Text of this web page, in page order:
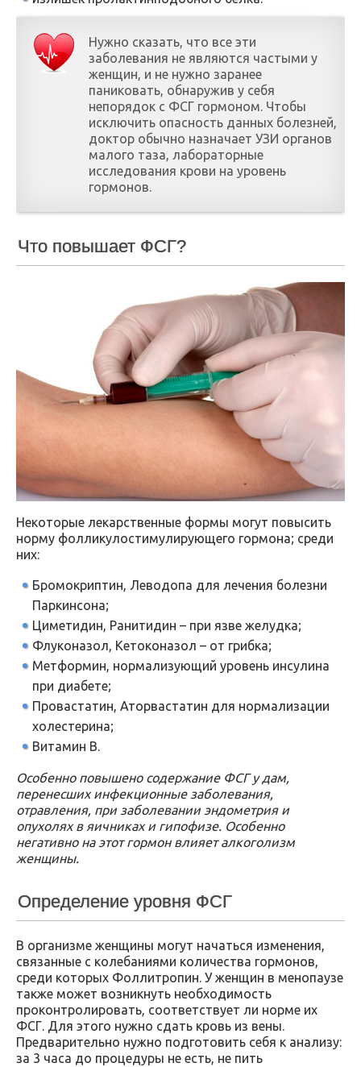
Нужно сказать, что все эти
заболевания не являются частыми у
женщин, и не нужно заранее
паниковать, обнаружив у себя
непорядок с ФСГ гормоном. Чтобы
исключить опасность данных болезней,
доктор обычно назначает УЗИ органов
малого таза, лабораторные
исследования крови на уровень
гормонов.
Что повышает ФСГ?
Некоторые лекарственные формы могут повысить
норму фолликулостимулирующего гормона; среди
них:
Бромокриптин, Леводопа для лечения болезни
Паркинсона;
Циметидин, Ранитидин – при язве желудка;
Флуконазол, Кетоконазол – от грибка;
Метформин, нормализующий уровень инсулина
при диабете;
Провастатин, Аторвастатин для нормализации
холестерина;
Витамин В.
Особенно повышено содержание ФСГ у дам,
перенесших инфекционные заболевания,
отравления, при заболевании эндометрия и
опухолях в яичниках и гипофизе. Особенно
негативно на этот гормон влияет алкоголизм
женщины.
Определение уровня ФСГ
В организме женщины могут начаться изменения,
связанные с колебаниями количества гормонов,
среди которых Фоллитропин. У женщин в менопаузе
также может возникнуть необходимость
проконтролировать, соответствует ли норме их
ФСГ. Для этого нужно сдать кровь из вены.
Предварительно нужно подготовить себя к анализу:
за 3 часа до процедуры не есть, не пить